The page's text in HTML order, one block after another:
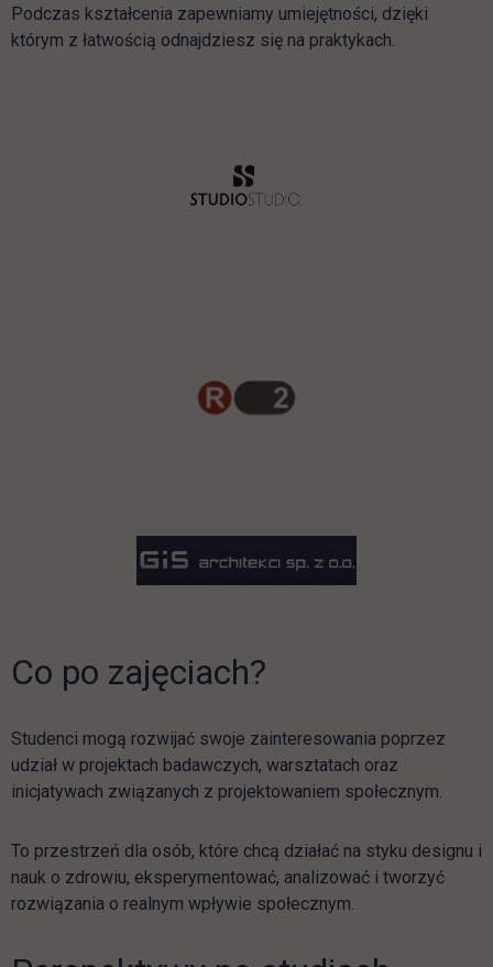
Podczas kształcenia zapewniamy umiejętności, dzięki
którym z łatwością odnajdziesz się na praktykach.
Co po zajęciach?
Studenci mogą rozwijać swoje zainteresowania poprzez
udział w projektach badawczych, warsztatach oraz
inicjatywach związanych z projektowaniem społecznym.
To przestrzeń dla osób, które chcą działać na styku designu i
nauk o zdrowiu, eksperymentować, analizować i tworzyć
rozwiązania o realnym wpływie społecznym.